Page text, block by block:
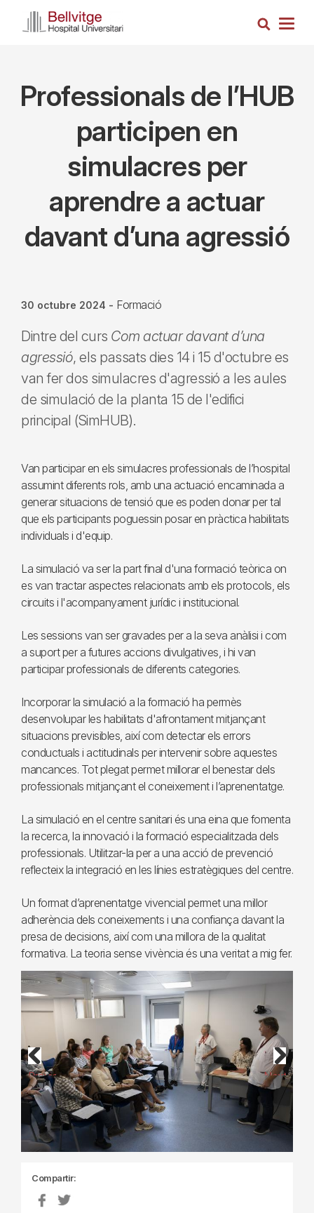
Cerca
Professionals de l’HUB
participen en
simulacres per
aprendre a actuar
davant d’una agressió
30 octubre 2024 - Formació
Dintre del curs Com actuar davant d’una
agressió, els passats dies 14 i 15 d'octubre es
van fer dos simulacres d'agressió a les aules
de simulació de la planta 15 de l'edifici
principal (SimHUB).
Van participar en els simulacres professionals de l’hospital
assumint diferents rols, amb una actuació encaminada a
generar situacions de tensió que es poden donar per tal
que els participants poguessin posar en pràctica habilitats
individuals i d'equip.
La simulació va ser la part final d'una formació teòrica on
es van tractar aspectes relacionats amb els protocols, els
circuits i l'acompanyament jurídic i institucional.
Les sessions van ser gravades per a la seva anàlisi i com
a suport per a futures accions divulgatives, i hi van
participar professionals de diferents categories.
Incorporar la simulació a la formació ha permès
desenvolupar les habilitats d'afrontament mitjançant
situacions previsibles, així com detectar els errors
conductuals i actitudinals per intervenir sobre aquestes
mancances. Tot plegat permet millorar el benestar dels
professionals mitjançant el coneixement i l’aprenentatge.
La simulació en el centre sanitari és una eina que fomenta
la recerca, la innovació i la formació especialitzada dels
professionals. Utilitzar-la per a una acció de prevenció
reflecteix la integració en les línies estratègiques del centre.
Un format d’aprenentatge vivencial permet una millor
adherència dels coneixements i una confiança davant la
presa de decisions, així com una millora de la qualitat
formativa. La teoria sense vivència és una veritat a mig fer.
Previous Next
Compartir: